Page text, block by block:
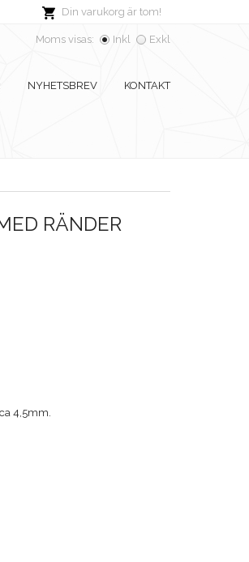
Din varukorg är tom!
Moms visas: Inkl Exkl
NYHETSBREV KONTAKT
RÄNDER
4,5mm.